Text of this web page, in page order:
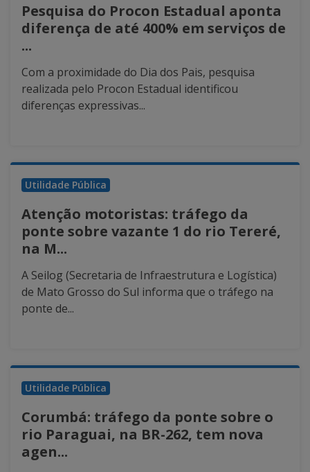
Pesquisa do Procon Estadual aponta
diferença de até 400% em serviços de
...
Com a proximidade do Dia dos Pais, pesquisa
realizada pelo Procon Estadual identificou
diferenças expressivas...
Utilidade Pública
Atenção motoristas: tráfego da
ponte sobre vazante 1 do rio Tereré,
na M...
A Seilog (Secretaria de Infraestrutura e Logística)
de Mato Grosso do Sul informa que o tráfego na
ponte de...
Utilidade Pública
Corumbá: tráfego da ponte sobre o
rio Paraguai, na BR-262, tem nova
agen...